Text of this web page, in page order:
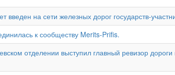
введен на сети железных дорог государств-
к сообществу Merits-Prifis.
отделении выступил главный ревизор